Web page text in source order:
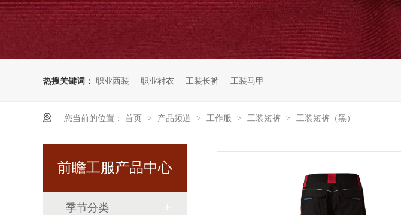
热搜关键词： 职业西装 职业衬衣 工装长裤 工装马甲
您当前的位置： 首页 > 产品频道 > 工作服 > 工装短裤 > 工装短裤（黑）
前瞻工服产品中心
季节分类